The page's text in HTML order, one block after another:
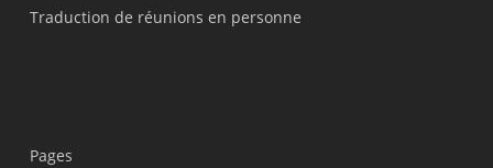
Traduction de réunions en personne
Pages